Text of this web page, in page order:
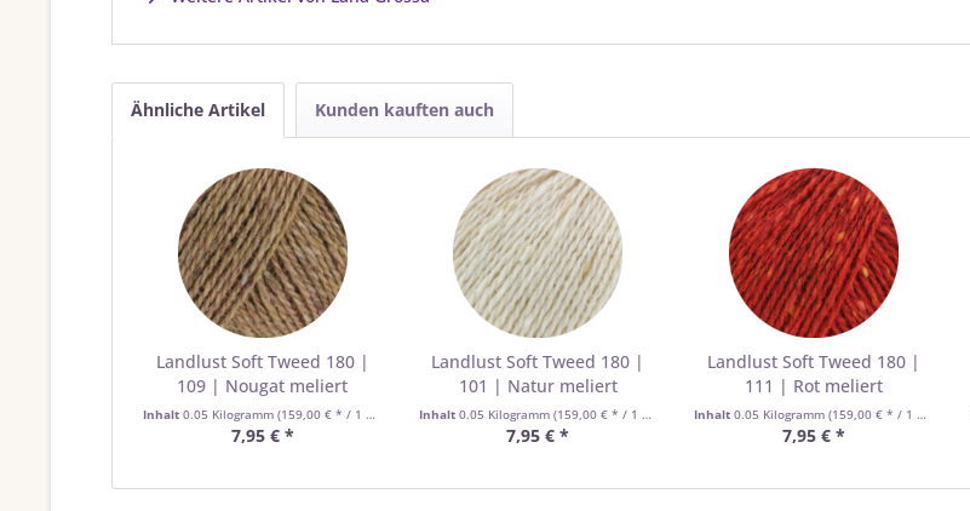
Ähnliche Artikel Kunden kauften auch
Landlust Soft Tweed 180 |
109 | Nougat meliert
Inhalt 0.05 Kilogramm (159,00 € * / 1 Kilogramm)
7,95 € *
Landlust Soft Tweed 180 |
101 | Natur meliert
Inhalt 0.05 Kilogramm (159,00 € * / 1 Kilogramm)
7,95 € *
Landlust Soft Tweed 180 |
111 | Rot meliert
Inhalt0.05 Kilogramm(159,00 € * / 1 Kilogramm)
7,95 € *